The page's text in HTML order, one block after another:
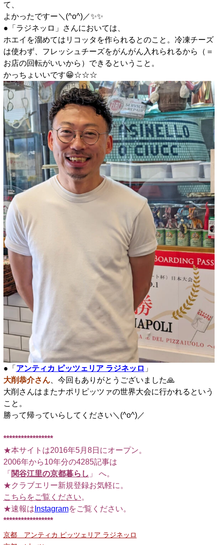
て、
よかったですー＼(^o^)／✨️✨️
●「ラジネッロ」さんにおいては、
ホエイを溜めてはリコッタを作られるとのこと。冷凍チーズ
は使わず、フレッシュチーズをがんがん入れられるから（＝
お店の回転がいいから）できるということ。
かっちょいいです😁☆☆☆
●「 アンティカ ピッツェリア ラジネッロ 」
大削恭介さん、今回もありがとうございました🙏
大削さんはまたナポリピッツァの世界大会に行かれるという
こと。
勝って帰っていらしてください＼(^o^)／
*****************
★本サイトは2016年5月8日にオープン。
2006年から10年分の4285記事は
「 関谷江里の京都暮らし 」 へ。
★クラブエリー新規登録お気軽に。
こちらをご覧ください。
★速報は Instagramをご覧ください。
*****************
京都 アンティカ ピッツェリア ラジネッロ